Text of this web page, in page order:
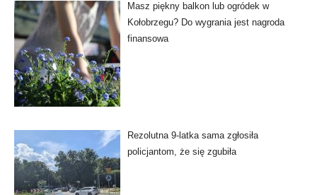
Masz piękny balkon lub ogródek w
Kołobrzegu? Do wygrania jest nagroda
finansowa
Rezolutna 9-latka sama zgłosiła
policjantom, że się zgubiła